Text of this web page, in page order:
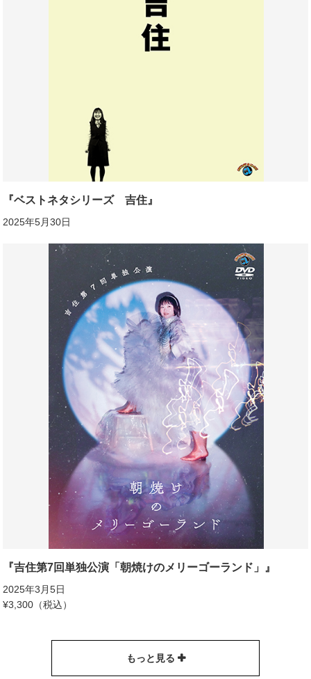
『ベストネタシリーズ 吉住』
2025年5月30日
『吉住第7回単独公演「朝焼けのメリーゴーランド」』
2025年3月5日
¥3,300（税込）
もっと見る